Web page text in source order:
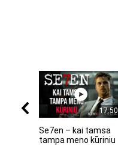
17:50
Se7en – kai tamsa
tampa meno kūriniu